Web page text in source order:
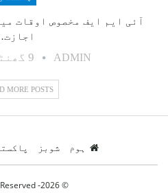
آئی ایم ایف مخصوص اوقات
ADMIN 9 گھنٹے ago
MORE POSTS
ہوم شوبز
© 2026- All Rights Reserved.